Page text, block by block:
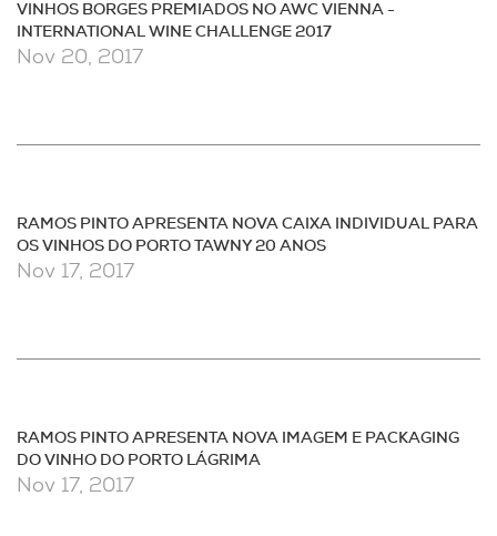
VINHOS BORGES PREMIADOS NO AWC VIENNA -
INTERNATIONAL WINE CHALLENGE 2017
Nov 20, 2017
RAMOS PINTO APRESENTA NOVA CAIXA INDIVIDUAL PARA
OS VINHOS DO PORTO TAWNY 20 ANOS
Nov 17, 2017
RAMOS PINTO APRESENTA NOVA IMAGEM E PACKAGING
DO VINHO DO PORTO LÁGRIMA
Nov 17, 2017